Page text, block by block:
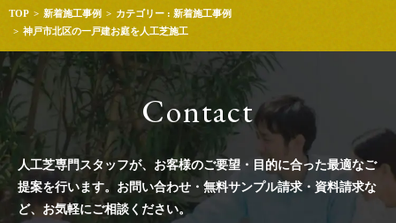
TOP 新着施工事例
カテゴリー : 新着施工事例
神戸市北区の一戸建お庭を人工芝施工
Contact
人工芝専門スタッフが、お客様のご要望・目的に合った最適なご
提案を行います。 お問い合わせ・無料サンプル請求・資料請求な
ど、お気軽にご相談ください。